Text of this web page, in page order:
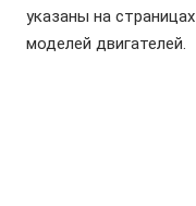
указаны на страницах
моделей двигателей.